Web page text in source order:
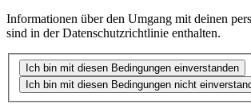
Informationen über den Umgang mit deinen
sind in der Datenschutzrichtlinie enthalten.